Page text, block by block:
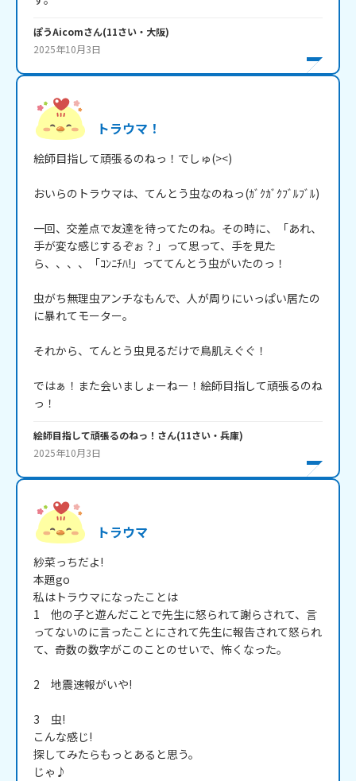
ぽうAicomさん(11さい・ 大阪)
2025年10月3日
トラウマ！
絵師目指して頑張るのねっ！でしゅ(><)
おいらのトラウマは、てんとう虫なのねっ(ｶﾞｸｶﾞｸﾌﾞﾙﾌﾞﾙ)
一回、交差点で友達を待ってたのね。その時に、「あれ、
手が変な感じするぞぉ？」って思って、手を見た
ら、、、、「ｺﾝﾆﾁﾊ!」っててんとう虫がいたのっ！
虫がち無理虫アンチなもんで、人が周りにいっぱい居たの
に暴れてモーター。
それから、てんとう虫見るだけで鳥肌えぐぐ！
ではぁ！また会いましょーねー！絵師目指して頑張るのね
っ！
絵師目指して頑張るのねっ！ さん(11さい・ 兵庫)
2025年10月3日
トラウマ
紗菜っちだよ!
本題go
私はトラウマになったことは
1　他の子と遊んだことで先生に怒られて謝らされて、言
ってないのに言ったことにされて先生に報告されて怒られ
て、奇数の数字がこのことのせいで、怖くなった。
2　地震速報がいや!
3　虫!
こんな感じ!
探してみたらもっとあると思う。
じゃ♪